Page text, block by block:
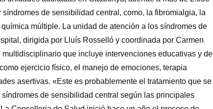
de sensibilidad central, como, la fibromialgia, la
múltiple. La unidad de atención a los síndromes de
dirigida por Lluís Rosselló y coordinada por Carmen
multidisciplinario que incluye intervenciones educativas y de
ejercicio físico, el manejo de emociones, terapia
asertivas. «Este es probablemente el tratamiento que se
de sensibilidad central según las principales